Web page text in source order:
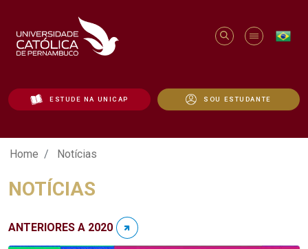
ESTUDE NA UNICAP SOU ESTUDANTE
Notícias - Unicap
Home Notícias
NOTÍCIAS
ANTERIORES A 2020